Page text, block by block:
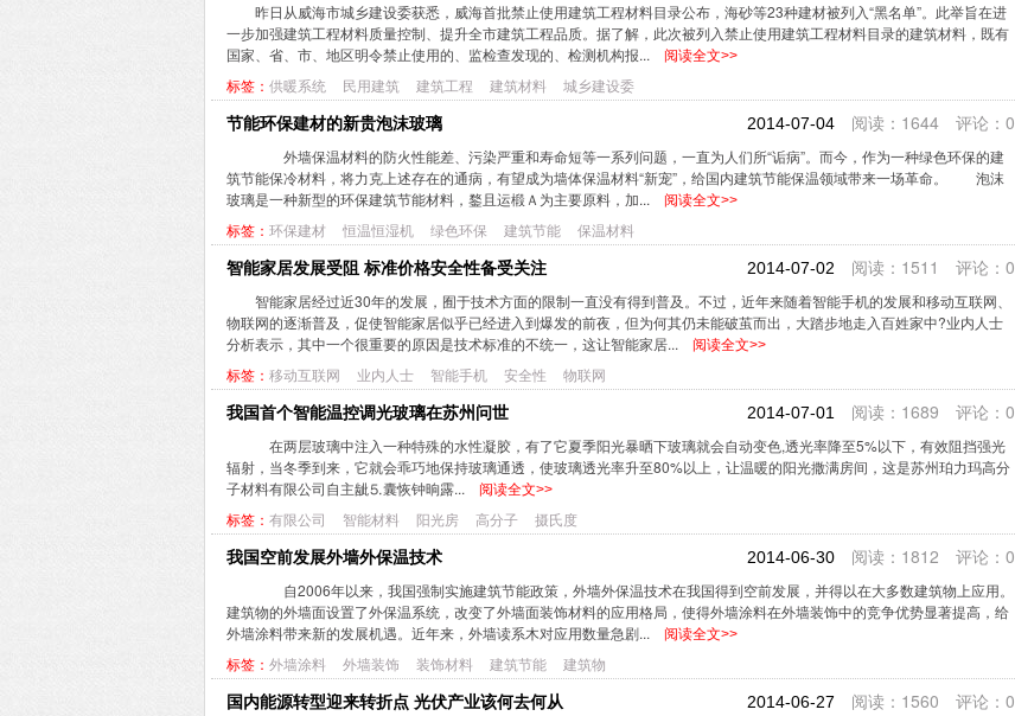
昨日从威海市城乡建设委获悉，威海首批禁止使用建筑工程材料目录公布，海砂等23种建材被列入“黑名单”。此举旨在进
一步加强建筑工程材料质量控制、提升全市建筑工程品质。据了解，此次被列入禁止使用建筑工程材料目录的建筑材料，既有
国家、省、市、地区明令禁止使用的、监检查发现的、检测机构报...
阅读全文>>
标签： 供暖系统 民用建筑 建筑工程 建筑材料 城乡建设委
2014-07-04 阅读：1644 评论：0
节能环保建材的新贵泡沫玻璃
外墙保温材料的防火性能差、污染严重和寿命短等一系列问题，一直为人们所“诟病”。而今，作为一种绿色环保的建
筑节能保冷材料，将力克上述存在的通病，有望成为墙体保温材料“新宠”，给国内建筑节能保温领域带来一场革命。 泡沫
玻璃是一种新型的环保建筑节能材料，鍪且运椴Ａ为主要原料，加...
阅读全文>>
标签： 环保建材 恒温恒湿机 绿色环保 建筑节能 保温材料
2014-07-02 阅读：1511 评论：0
智能家居发展受阻 标准价格安全性备受关注
智能家居经过近30年的发展，囿于技术方面的限制一直没有得到普及。不过，近年来随着智能手机的发展和移动互联网、
物联网的逐渐普及，促使智能家居似乎已经进入到爆发的前夜，但为何其仍未能破茧而出，大踏步地走入百姓家中?业内人士
分析表示，其中一个很重要的原因是技术标准的不统一，这让智能家居...
阅读全文>>
标签： 移动互联网 业内人士 智能手机 安全性 物联网
2014-07-01 阅读：1689 评论：0
我国首个智能温控调光玻璃在苏州问世
在两层玻璃中注入一种特殊的水性凝胶，有了它夏季阳光暴晒下玻璃就会自动变色,透光率降至5%以下，有效阻挡强光
辐射，当冬季到来，它就会乖巧地保持玻璃通透，使玻璃透光率升至80%以上，让温暖的阳光撒满房间，这是苏州珀力玛高分
子材料有限公司自主龇⒌囊恢钟晌露...
阅读全文>>
标签： 有限公司 智能材料 阳光房 高分子 摄氏度
2014-06-30 阅读：1812 评论：0
我国空前发展外墙外保温技术
自2006年以来，我国强制实施建筑节能政策，外墙外保温技术在我国得到空前发展，并得以在大多数建筑物上应用。
建筑物的外墙面设置了外保温系统，改变了外墙面装饰材料的应用格局，使得外墙涂料在外墙装饰中的竞争优势显著提高，给
外墙涂料带来新的发展机遇。近年来，外墙读系木对应用数量急剧...
阅读全文>>
标签： 外墙涂料 外墙装饰 装饰材料 建筑节能 建筑物
2014-06-27 阅读：1560 评论：0
国内能源转型迎来转折点 光伏产业该何去何从